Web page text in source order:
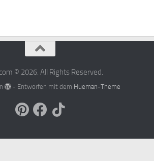
© 2026. All Rights Reserved.
- Entworfen mit dem Hueman-Theme